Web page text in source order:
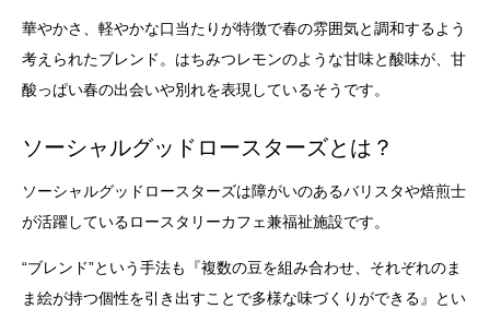
華やかさ、軽やかな口当たりが特徴で春の雰囲気と調和するよう
考えられたブレンド。はちみつレモンのような甘味と酸味が、甘
酸っぱい春の出会いや別れを表現しているそうです。
ソーシャルグッドロースターズとは？
ソーシャルグッドロースターズは障がいのあるバリスタや焙煎士
が活躍しているロースタリーカフェ兼福祉施設です。
“ブレンド”という手法も『複数の豆を組み合わせ、それぞれのま
ま絵が持つ個性を引き出すことで多様な味づくりができる』とい